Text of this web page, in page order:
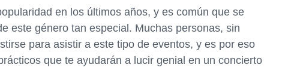
en los últimos años, y es común que se
este género tan especial. Muchas personas, sin
para asistir a este tipo de eventos, y es por eso
que te ayudarán a lucir genial en un concierto